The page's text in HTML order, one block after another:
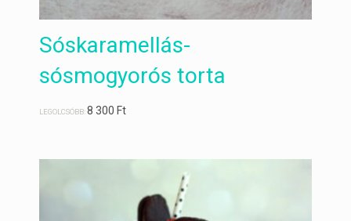
Sóskaramellás-
sósmogyorós torta
LEGOLCSÓBB:8 300Ft